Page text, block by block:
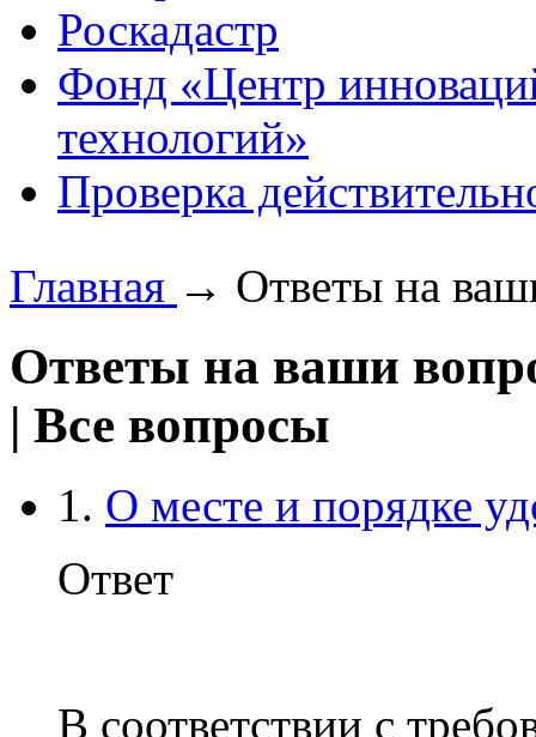
Роскадастр
Фонд «Центр
технологий»
Проверка
Главная → Ответы на
Ответы на ваши
| Все вопросы
1. О месте и порядке
Ответ
В соответствии с